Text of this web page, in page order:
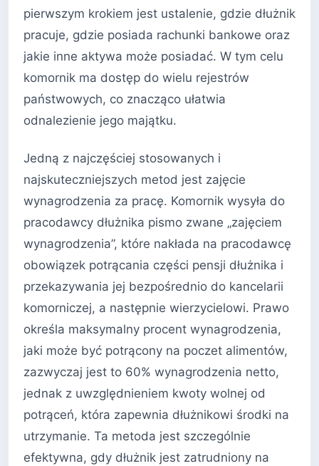
pierwszym krokiem jest ustalenie, gdzie dłużnik
pracuje, gdzie posiada rachunki bankowe oraz
jakie inne aktywa może posiadać. W tym celu
komornik ma dostęp do wielu rejestrów
państwowych, co znacząco ułatwia
odnalezienie jego majątku.
Jedną z najczęściej stosowanych i
najskuteczniejszych metod jest zajęcie
wynagrodzenia za pracę. Komornik wysyła do
pracodawcy dłużnika pismo zwane „zajęciem
wynagrodzenia”, które nakłada na pracodawcę
obowiązek potrącania części pensji dłużnika i
przekazywania jej bezpośrednio do kancelarii
komorniczej, a następnie wierzycielowi. Prawo
określa maksymalny procent wynagrodzenia,
jaki może być potrącony na poczet alimentów,
zazwyczaj jest to 60% wynagrodzenia netto,
jednak z uwzględnieniem kwoty wolnej od
potrąceń, która zapewnia dłużnikowi środki na
utrzymanie. Ta metoda jest szczególnie
efektywna, gdy dłużnik jest zatrudniony na